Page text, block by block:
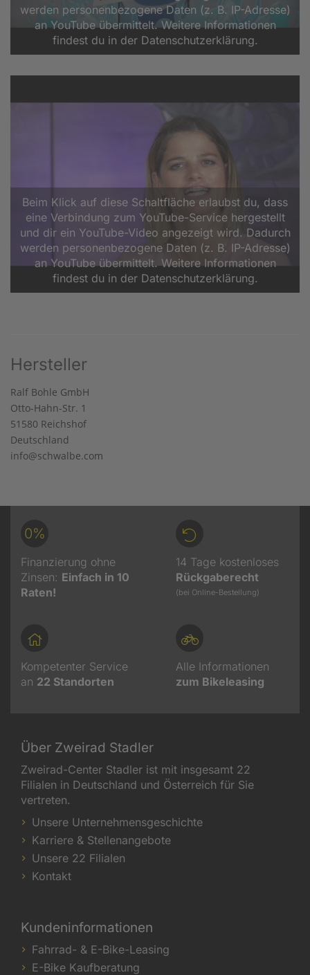
werden personenbezogene Daten (z. B. IP-Adresse)
an YouTube übermittelt. Weitere Informationen
findest du in der Datenschutzerklärung.
Beim Klick auf diese Schaltfläche erlaubst du, dass
eine Verbindung zum YouTube-Service hergestellt
und dir ein YouTube-Video angezeigt wird. Dadurch
werden personenbezogene Daten (z. B. IP-Adresse)
an YouTube übermittelt. Weitere Informationen
findest du in der Datenschutzerklärung.
Hersteller
Ralf Bohle GmbH
Otto-Hahn-Str. 1
51580 Reichshof
Deutschland
info@schwalbe.com
0%
Finanzierung ohne
Zinsen: Einfach in 10
Raten!
14 Tage kostenloses
Rückgaberecht
(bei Online-Bestellung)
Kompetenter Service
an 22 Standorten
Alle Informationen
zum Bikeleasing
Über Zweirad Stadler
Zweirad-Center Stadler ist mit insgesamt 22
Filialen in Deutschland und Österreich für Sie
vertreten.
Unsere Unternehmensgeschichte
Karriere & Stellenangebote
Unsere 22 Filialen
Kontakt
Kundeninformationen
Fahrrad- & E-Bike-Leasing
E-Bike Kaufberatung